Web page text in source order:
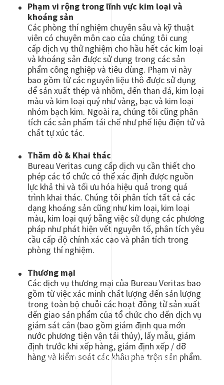
Phạm vi rộng trong lĩnh vực kim loại và
khoáng sản
Các phòng thí nghiệm chuyên sâu và kỹ thuật
viên có chuyên môn cao của chúng tôi cung
cấp dịch vụ thử nghiệm cho hầu hết các kim loại
và khoáng sản được sử dụng trong các sản
phẩm công nghiệp và tiêu dùng. Phạm vi này
bao gồm từ các nguyên liệu thô được sử dụng
để sản xuất thép và nhôm, đến than đá, kim loại
màu và kim loại quý như vàng, bạc và kim loại
nhóm bạch kim. Ngoài ra, chúng tôi cũng phân
tích các sản phẩm tái chế như phế liệu điện tử và
chất tự xúc tác.
Thăm dò & Khai thác
Bureau Veritas cung cấp dịch vụ cần thiết cho
phép các tổ chức có thể xác định được nguồn
lực khả thi và tối ưu hóa hiệu quả trong quá
trình khai thác. Chúng tôi phân tích tất cả các
dạng khoáng sản cũng như kim loại, kim loại
màu, kim loại quý bằng việc sử dụng các phương
pháp như phát hiện vết nguyên tố, phân tích yêu
cầu cấp độ chính xác cao và phân tích trong
phòng thí nghiệm.
Thương mại
Các dịch vụ thương mại của Bureau Veritas bao
gồm từ việc xác minh chất lượng đến sản lượng
trong toàn bộ chuỗi các hoạt đông từ sản xuất
đến giao sản phẩm của tổ chức cho đến dịch vụ
giám sát cân (bao gồm giám định qua mớn
nước phương tiện vận tải thủy), lấy mẫu, giám
định trước khi xếp hàng, giám định xếp / dỡ
hàng và kiểm soát các khâu pha trộn sản phẩm.
Viewing this information may result in